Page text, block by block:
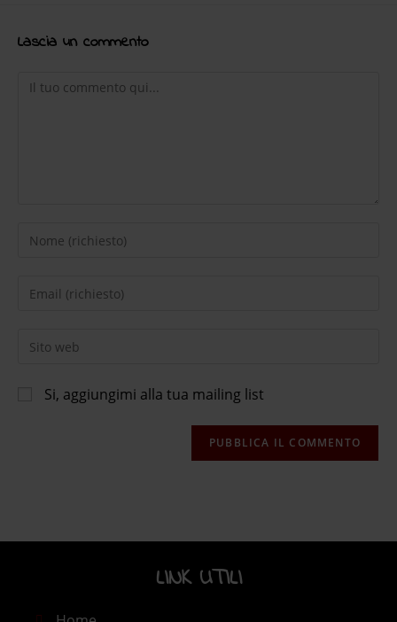
Lascia un commento
Si, aggiungimi alla tua mailing list
LINK UTILI​